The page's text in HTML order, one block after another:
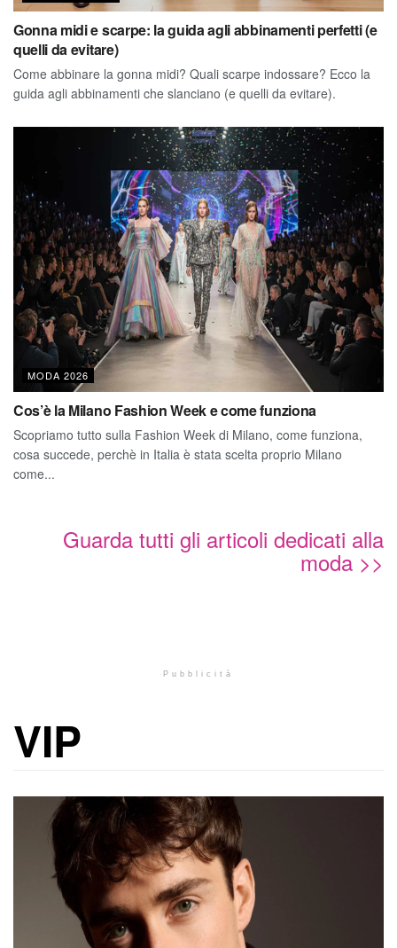
Gonna midi e scarpe: la guida agli abbinamenti perfetti (e
quelli da evitare)
Come abbinare la gonna midi? Quali scarpe indossare? Ecco la
guida agli abbinamenti che slanciano (e quelli da evitare).
MODA 2026
Cos’è la Milano Fashion Week e come funziona
Scopriamo tutto sulla Fashion Week di Milano, come funziona,
cosa succede, perchè in Italia è stata scelta proprio Milano
come...
Guarda tutti gli articoli dedicati alla
moda >>
Pubblicità
VIP